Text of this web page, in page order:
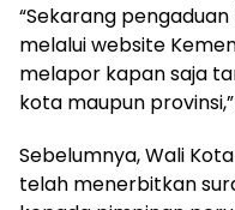
“Sekarang
melalui website
melapor kapan saja
kota maupun
Sebelumnya, Wali
telah menerbitkan